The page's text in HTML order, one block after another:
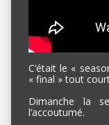
C’était le «
« final » tout
Dimanche la
l’accoutumé.